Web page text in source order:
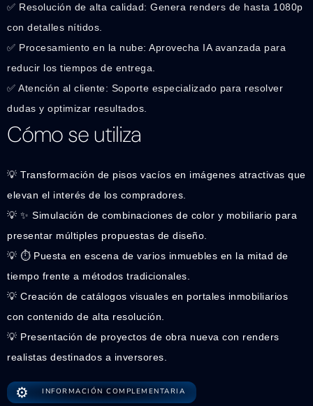
✅ Resolución de alta calidad: Genera renders de hasta 1080p
con detalles nítidos.
✅ Procesamiento en la nube: Aprovecha IA avanzada para
reducir los tiempos de entrega.
✅ Atención al cliente: Soporte especializado para resolver
dudas y optimizar resultados.
Cómo se utiliza
💡 Transformación de pisos vacíos en imágenes atractivas que
elevan el interés de los compradores.
💡 ✨ Simulación de combinaciones de color y mobiliario para
presentar múltiples propuestas de diseño.
💡 ⏱️ Puesta en escena de varios inmuebles en la mitad de
tiempo frente a métodos tradicionales.
💡 Creación de catálogos visuales en portales inmobiliarios
con contenido de alta resolución.
💡 Presentación de proyectos de obra nueva con renders
realistas destinados a inversores.
⚙️ INFORMACIÓN COMPLEMENTARIA